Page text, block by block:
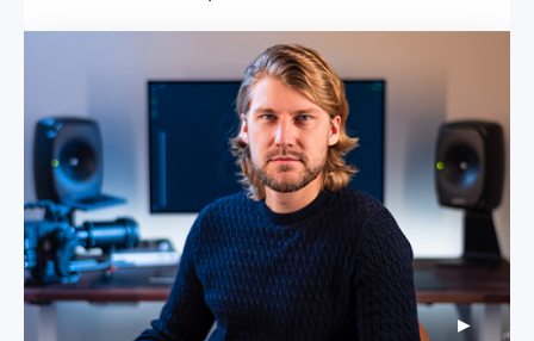
fichiers sur le NAS et travailler ensemble sur
le même calendrier.
▶ ▶